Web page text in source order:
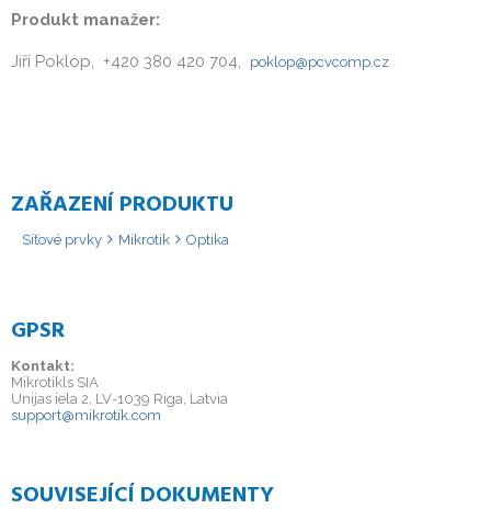
Produkt manažer:
Jiří Poklop, +420 380 420 704, poklop@pcvcomp.cz
ZAŘAZENÍ PRODUKTU
Síťové prvky Mikrotik Optika
GPSR
Kontakt:
Mikrotikls SIA
Unijas iela 2, LV-1039 Riga, Latvia
support@mikrotik.com
SOUVISEJÍCÍ DOKUMENTY